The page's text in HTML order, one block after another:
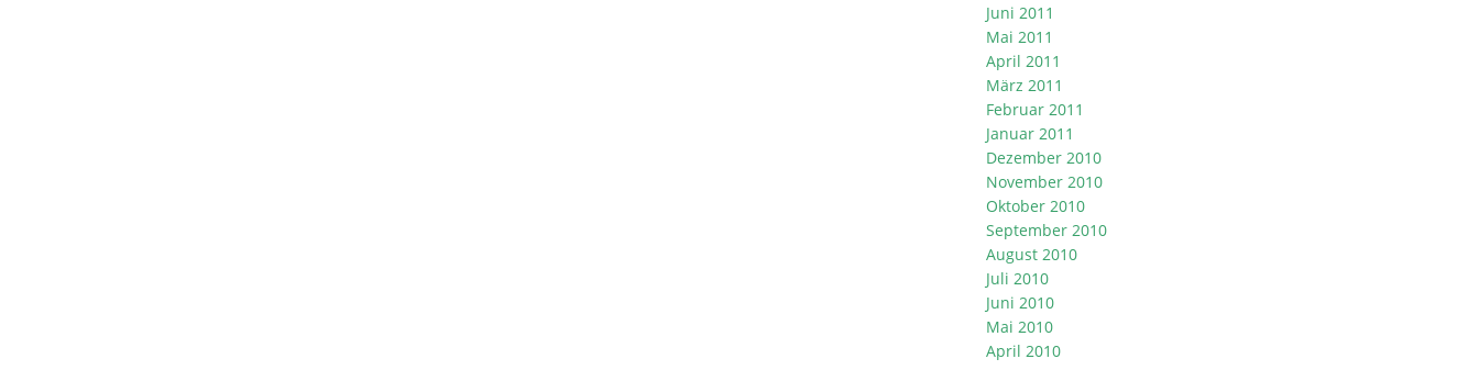
Juni 2011
Mai 2011
April 2011
März 2011
Februar 2011
Januar 2011
Dezember 2010
November 2010
Oktober 2010
September 2010
August 2010
Juli 2010
Juni 2010
Mai 2010
April 2010